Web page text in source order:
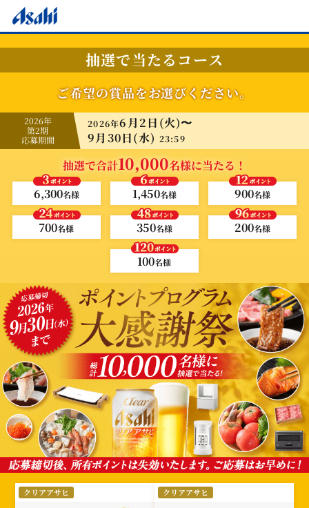
抽選で当たるコース
ご希望の賞品をお選びください。
2026年
第2期
応募期間
2026年6月2日(火)〜
9月30日(水) 23:59
抽選で合計10,000名様に当たる！
6,300名様 1,450名様 900名様
700名様 350名様 200名様
100名様
選
択クリアアサヒ クリアアサヒ